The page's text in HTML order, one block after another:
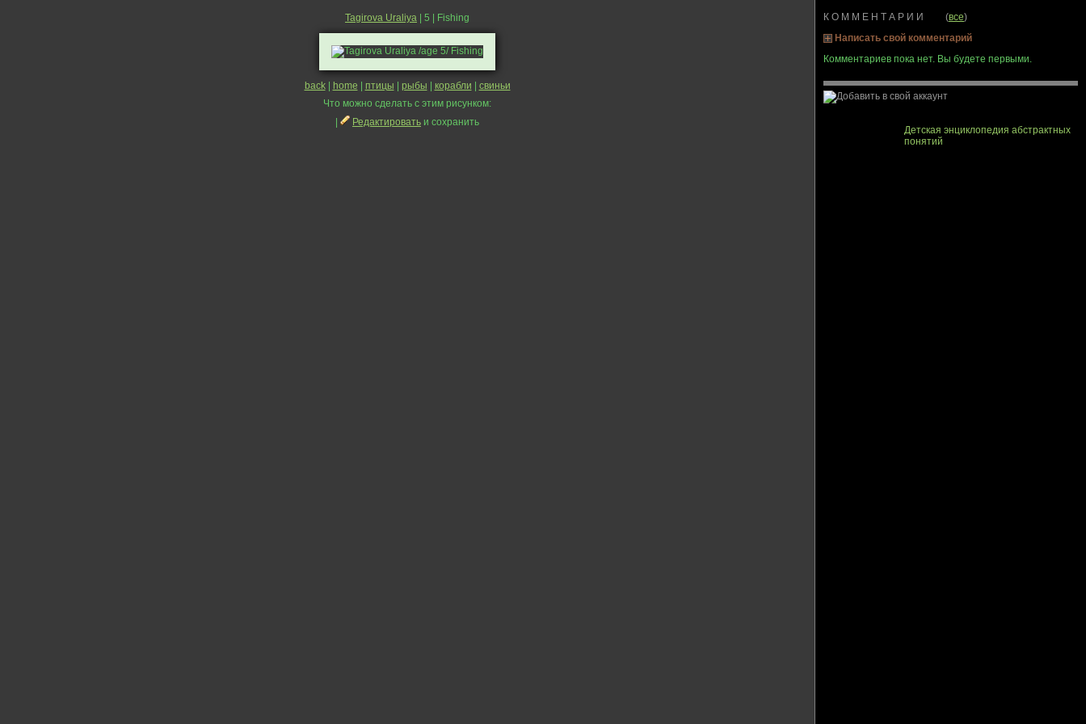
Tagirova Uraliya | 5 | Fishing
back| home птицы рыбы корабли
свиньи
Что можно сделать с этим рисунком:
Редактировать и сохранить
К О М М Е Н Т А Р И И (все)
Написать свой комментарий
Комментариев пока нет. Вы будете первыми.
Детская энциклопедия абстрактных
понятий